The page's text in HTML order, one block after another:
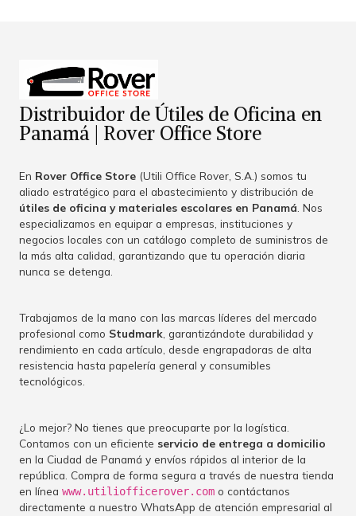
Distribuidor de Útiles de Oficina en
Panamá | Rover Office Store
En Rover Office Store (Utili Office Rover, S.A.) somos tu
aliado estratégico para el abastecimiento y distribución de
útiles de oficina y materiales escolares en Panamá . Nos
especializamos en equipar a empresas, instituciones y
negocios locales con un catálogo completo de suministros de
la más alta calidad, garantizando que tu operación diaria
nunca se detenga.
Trabajamos de la mano con las marcas líderes del mercado
profesional como Studmark , garantizándote durabilidad y
rendimiento en cada artículo, desde engrapadoras de alta
resistencia hasta papelería general y consumibles
tecnológicos.
¿Lo mejor? No tienes que preocuparte por la logística.
Contamos con un eficiente servicio de entrega a domicilio
en la Ciudad de Panamá y envíos rápidos al interior de la
república. Compra de forma segura a través de nuestra tienda
en línea www.utiliofficerover.com o contáctanos
directamente a nuestro WhatsApp de atención empresarial al